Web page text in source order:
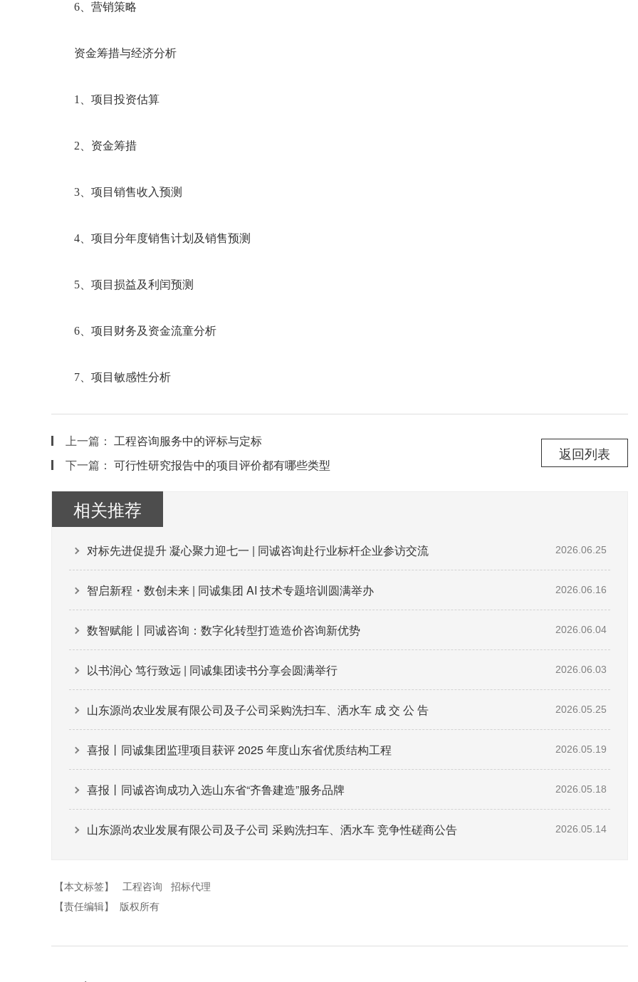
6、营销策略
资金筹措与经济分析
1、项目投资估算
2、资金筹措
3、项目销售收入预测
4、项目分年度销售计划及销售预测
5、项目损益及利闰预测
6、项目财务及资金流童分析
7、项目敏感性分析
上一篇： 工程咨询服务中的评标与定标
下一篇： 可行性研究报告中的项目评价都有哪些类型
返回列表
相关推荐
对标先进促提升 凝心聚力迎七一 | 同诚咨询赴行业标杆企业参访交流 2026.06.25
智启新程・数创未来 | 同诚集团 AI 技术专题培训圆满举办 2026.06.16
数智赋能丨同诚咨询：数字化转型打造造价咨询新优势 2026.06.04
以书润心 笃行致远 | 同诚集团读书分享会圆满举行 2026.06.03
山东源尚农业发展有限公司及子公司采购洗扫车、洒水车 成 交 公 告 2026.05.25
喜报丨同诚集团监理项目获评 2025 年度山东省优质结构工程 2026.05.19
喜报丨同诚咨询成功入选山东省“齐鲁建造”服务品牌 2026.05.18
山东源尚农业发展有限公司及子公司 采购洗扫车、洒水车 竞争性磋商公告 2026.05.14
【本文标签】 工程咨询
招标代理
【责任编辑】
版权所有